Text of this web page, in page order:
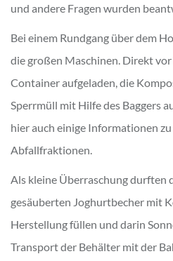
und andere Fragen wurden
Bei einem Rundgang über dem
die großen Maschinen. Direkt vor
Container aufgeladen, die
Sperrmüll mit Hilfe des Baggers
hier auch einige Informationen
Abfallfraktionen.
Als kleine Überraschung durften
gesäuberten Joghurtbecher mit
Herstellung füllen und darin
Transport der Behälter mit der